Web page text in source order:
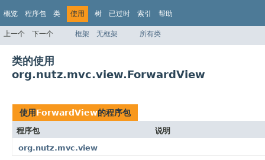
概览 程序包 类 使用 树 已过时 索引 帮助
上一个 下一个 框架 无框架 所有类
类的使用
org.nutz.mvc.view.ForwardView
使用ForwardView的程序包
程序包
说明
org.nutz.mvc.view